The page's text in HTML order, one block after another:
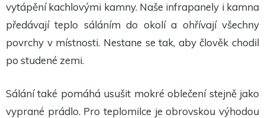
vytápění kachlovými kamny. Naše infrapanely i kamna
předávají teplo sáláním do okolí a ohřívají všechny
povrchy v místnosti. Nestane se tak, aby člověk chodil
po studené zemi.
Sálání také pomáhá usušit mokré oblečení stejně jako
vyprané prádlo. Pro teplomilce je obrovskou výhodou
Marketing
zájmů a chování
personalizovaného